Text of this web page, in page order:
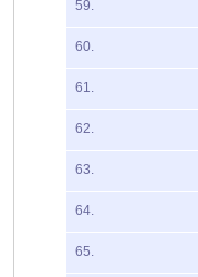
59.
60.
61.
62.
63.
64.
65.